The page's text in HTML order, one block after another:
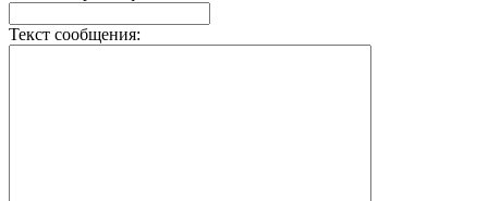
Текст сообщения: